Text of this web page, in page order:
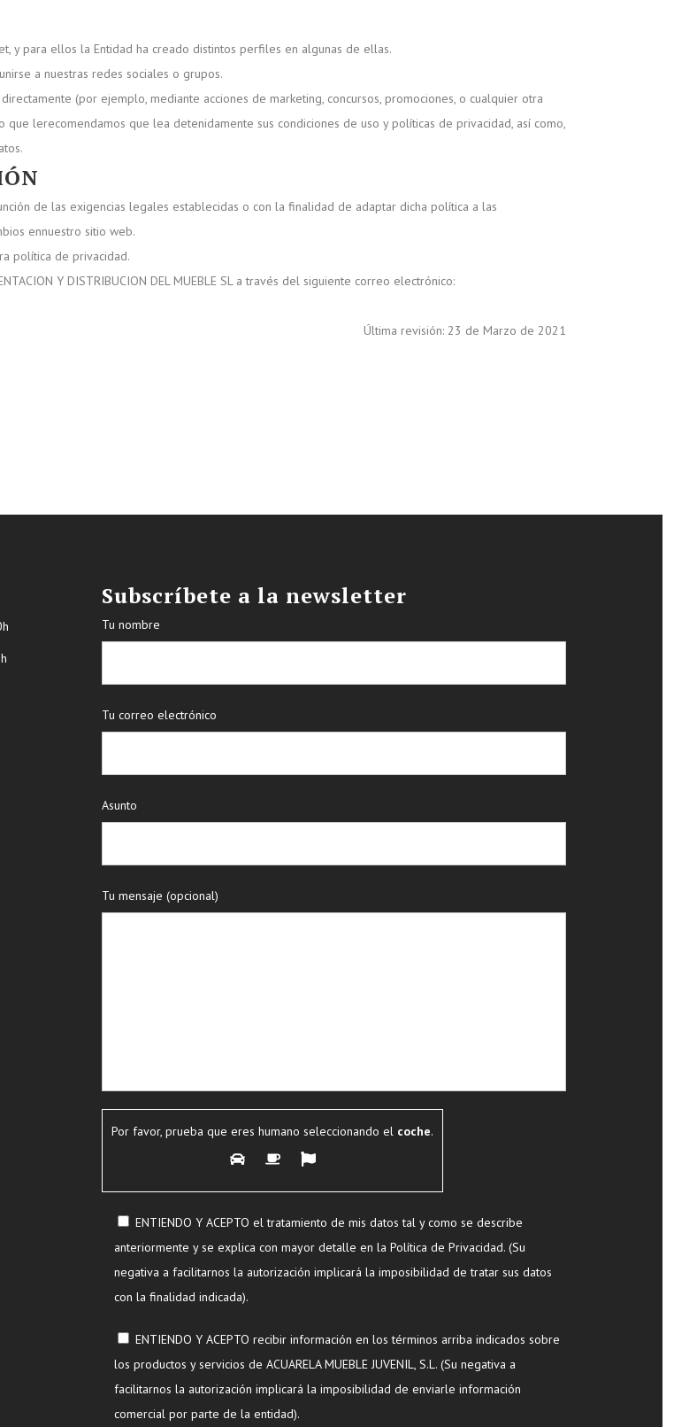
y para ellos la Entidad ha creado distintos perfiles en algunas de ellas.
a nuestras redes sociales o grupos.
(por ejemplo, mediante acciones de marketing, concursos, promociones, o cualquier otra
lerecomendamos que lea detenidamente sus condiciones de uso y políticas de privacidad, así como,
de las exigencias legales establecidas o con la finalidad de adaptar dicha política a las
ennuestro sitio web.
política de privacidad.
Y DISTRIBUCION DEL MUEBLE SL a través del siguiente correo electrónico:
Última revisión: 23 de Marzo de 2021
Subscríbete a la newsletter
Tu nombre
Tu correo electrónico
Asunto
Tu mensaje (opcional)
Por favor, prueba que eres humano seleccionando el coche.
ENTIENDO Y ACEPTO el tratamiento de mis datos tal y como se describe
anteriormente y se explica con mayor detalle en la Política de Privacidad. (Su
negativa a facilitarnos la autorización implicará la imposibilidad de tratar sus datos
con la finalidad indicada).
ENTIENDO Y ACEPTO recibir información en los términos arriba indicados sobre
los productos y servicios de ACUARELA MUEBLE JUVENIL, S.L. (Su negativa a
facilitarnos la autorización implicará la imposibilidad de enviarle información
comercial por parte de la entidad).